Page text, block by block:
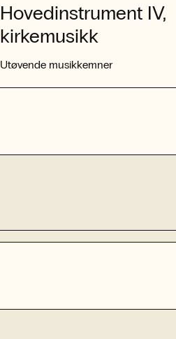
Hovedinstrument IV,
kirkemusikk
Utøvende musikkemner